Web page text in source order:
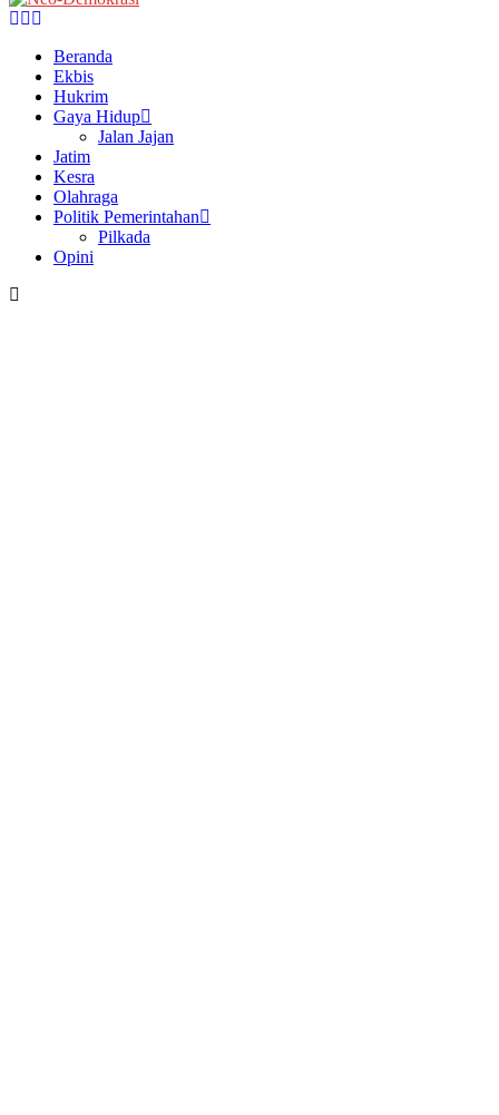
Facebook
Twitter
Beranda
Ekbis
Hukrim
Gaya Hidup
Jalan Jajan
Jatim
Kesra
Olahraga
Politik Pemerintahan
Pilkada
Opini